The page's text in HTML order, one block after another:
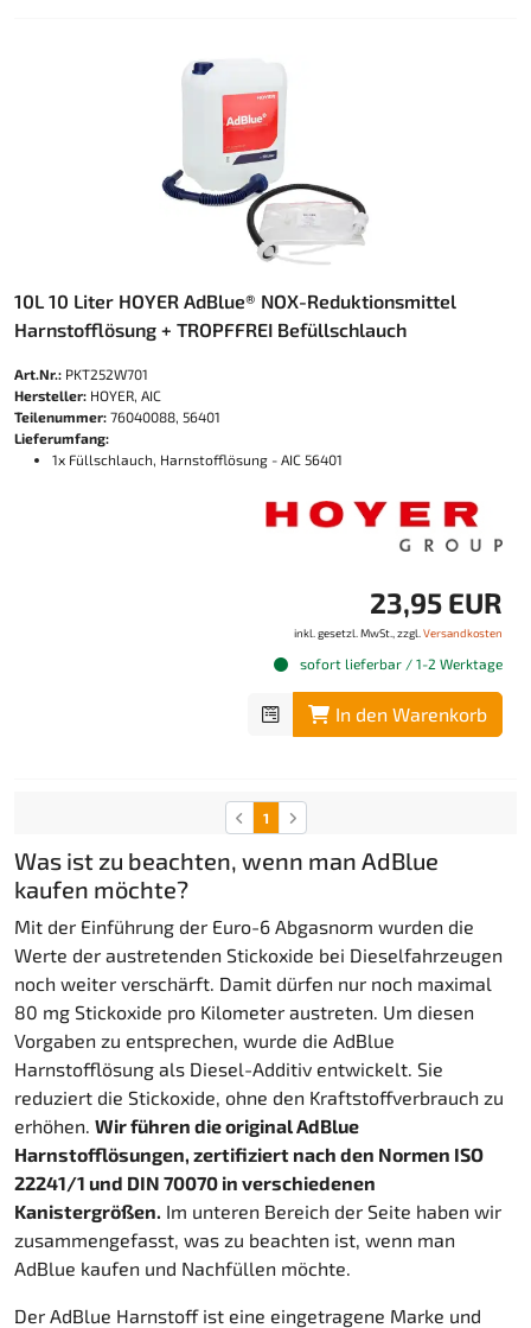
10L 10 Liter HOYER AdBlue® NOX-Reduktionsmittel
Harnstofflösung + TROPFFREI Befüllschlauch
Art.Nr.: PKT252W701
Hersteller: HOYER, AIC
Teilenummer: 76040088, 56401
Lieferumfang:
1x Füllschlauch, Harnstofflösung - AIC 56401
23,95 EUR
inkl. gesetzl. MwSt., zzgl. Versandkosten
sofort lieferbar / 1-2 Werktage
In den Warenkorb
1
Was ist zu beachten, wenn man AdBlue
kaufen möchte?
Mit der Einführung der Euro-6 Abgasnorm wurden die
Werte der austretenden Stickoxide bei Dieselfahrzeugen
noch weiter verschärft. Damit dürfen nur noch maximal
80 mg Stickoxide pro Kilometer austreten. Um diesen
Vorgaben zu entsprechen, wurde die AdBlue
Harnstofflösung als Diesel-Additiv entwickelt. Sie
reduziert die Stickoxide, ohne den Kraftstoffverbrauch zu
erhöhen. Wir führen die original AdBlue
Harnstofflösungen, zertifiziert nach den Normen ISO
22241/1 und DIN 70070 in verschiedenen
Kanistergrößen. Im unteren Bereich der Seite haben wir
zusammengefasst, was zu beachten ist, wenn man
AdBlue kaufen und Nachfüllen möchte.
Der AdBlue Harnstoff ist eine eingetragene Marke und